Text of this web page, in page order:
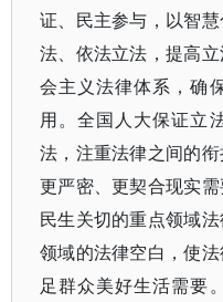
证、民主参与，以智
法、依法立法，提高
会主义法律体系，确
用。全国人大保证立
法，注重法律之间的衔
更严密、更契合现实需
民生关切的重点领域
领域的法律空白，使
足群众美好生活需要